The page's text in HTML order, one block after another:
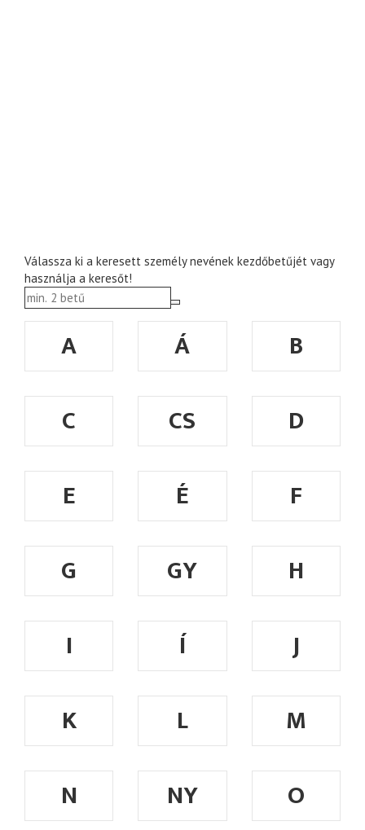
Válassza ki a keresett személy nevének kezdőbetűjét vagy
használja a keresőt!
A Á
B
C
CS
D
E
É
F
G
GY
H
I
Í
J
K
L
M
N
NY O